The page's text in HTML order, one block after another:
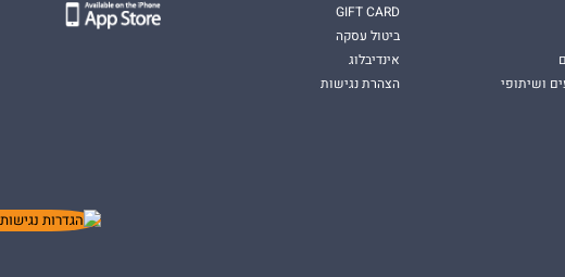
ושיתופי
GIFT CARD
ביטול עסקה
אינדיבלוג
הצהרת נגישות